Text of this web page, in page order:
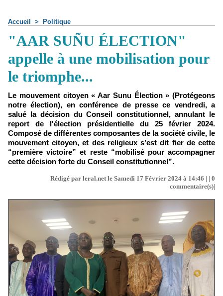
Accueil > Politique
"AAR SUÑU ÉLECTION"
appelle à une mobilisation pour
le triomphe...
Le mouvement citoyen « Aar Sunu Élection » (Protégeons
notre élection), en conférence de presse ce vendredi, a
salué la décision du Conseil constitutionnel, annulant le
report de l'élection présidentielle du 25 février 2024.
Composé de différentes composantes de la société civile, le
mouvement citoyen, et des religieux s’est dit fier de cette
“première victoire” et reste “mobilisé pour accompagner
cette décision forte du Conseil constitutionnel”.
Rédigé par leral.net le Samedi 17 Février 2024 à 14:46 | | 0
commentaire(s)|